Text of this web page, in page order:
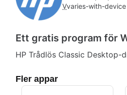
Vvaries-with-device
Ett gratis program för
HP Trådlös Classic
Fler appar